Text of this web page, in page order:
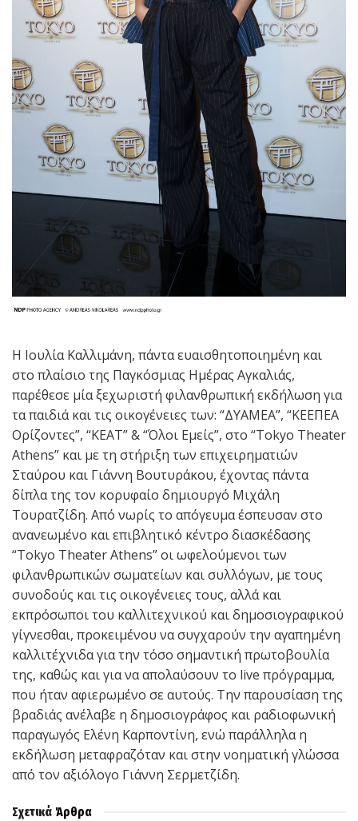
Η Ιουλία Καλλιμάνη, πάντα ευαισθητοποιημένη και
στο πλαίσιο της Παγκόσμιας Ημέρας Αγκαλιάς,
παρέθεσε μία ξεχωριστή φιλανθρωπική εκδήλωση για
τα παιδιά και τις οικογένειες των: “ΔΥΑΜΕΑ”, “ΚΕΕΠΕΑ
Ορίζοντες”, “ΚΕΑΤ” & “Όλοι Εμείς”, στο “Tokyo Theater
Athens” και με τη στήριξη των επιχειρηματιών
Σταύρου και Γιάννη Βουτυράκου, έχοντας πάντα
δίπλα της τον κορυφαίο δημιουργό Μιχάλη
Τουρατζίδη. Από νωρίς το απόγευμα έσπευσαν στο
ανανεωμένο και επιβλητικό κέντρο διασκέδασης
“Tokyo Theater Athens” οι ωφελούμενοι των
φιλανθρωπικών σωματείων και συλλόγων, με τους
συνοδούς και τις οικογένειες τους, αλλά και
εκπρόσωποι του καλλιτεχνικού και δημοσιογραφικού
γίγνεσθαι, προκειμένου να συγχαρούν την αγαπημένη
καλλιτέχνιδα για την τόσο σημαντική πρωτοβουλία
της, καθώς και για να απολαύσουν το live πρόγραμμα,
που ήταν αφιερωμένο σε αυτούς. Την παρουσίαση της
βραδιάς ανέλαβε η δημοσιογράφος και ραδιοφωνική
παραγωγός Ελένη Καρποντίνη, ενώ παράλληλα η
εκδήλωση μεταφραζόταν και στην νοηματική γλώσσα
από τον αξιόλογο Γιάννη Σερμετζίδη.
Σχετικά Άρθρα